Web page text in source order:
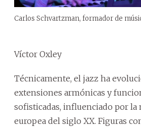
Carlos Schvartzman, formador de
Víctor Oxley
Técnicamente, el jazz ha
extensiones armónicas y
sofisticadas, influenciado por la
europea del siglo XX. Figuras